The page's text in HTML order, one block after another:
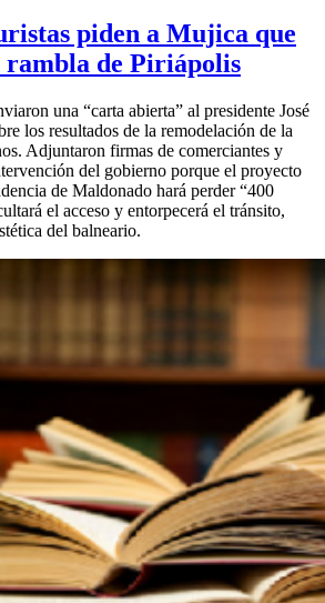
piden a Mujica que
rambla de Piriápolis
una “carta abierta” al presidente José
los resultados de la remodelación de la
Adjuntaron firmas de comerciantes y
del gobierno porque el proyecto
de Maldonado hará perder “400
el acceso y entorpecerá el tránsito,
del balneario.